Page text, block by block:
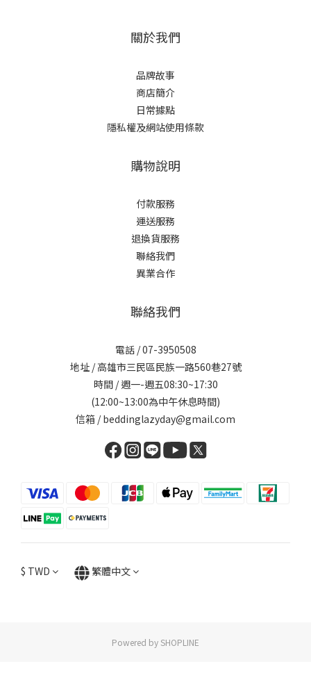
關於我們
品牌故事
商店簡介
日常據點
隱私權及網站使用條款
購物說明
付款服務
運送服務
退換貨服務
聯絡我們
異業合作
聯絡我們
電話 / 07-3950508
地址 / 高雄市三民區民族一路560巷27號
時間 / 週一-週五08:30~17:30
(12:00~13:00為中午休息時間)
信箱 / beddinglazyday@gmail.com
$ TWD 繁體中文
Powered by SHOPLINE